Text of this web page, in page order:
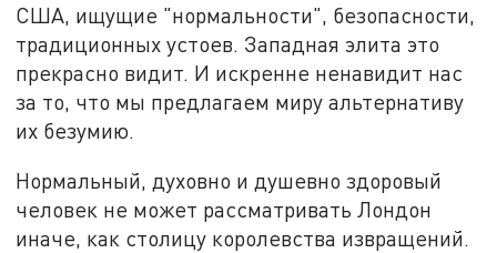
США, ищущие "нормальности", безопасности,
традиционных устоев. Западная элита это
прекрасно видит. И искренне ненавидит нас
за то, что мы предлагаем миру альтернативу
их безумию.
Нормальный, духовно и душевно здоровый
человек не может рассматривать Лондон
иначе, как столицу королевства извращений.